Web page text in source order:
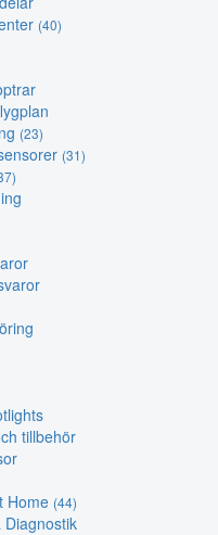
(40)
(23)
(31)
tillbehör
Home (44)
Diagnostik